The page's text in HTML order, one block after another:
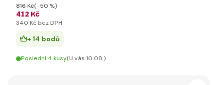
412 Kč
816 Kč(-50 %)
340 Kč bez DPH
+ 14 bodů
Poslední 4 kusy(U vás 10.08.)